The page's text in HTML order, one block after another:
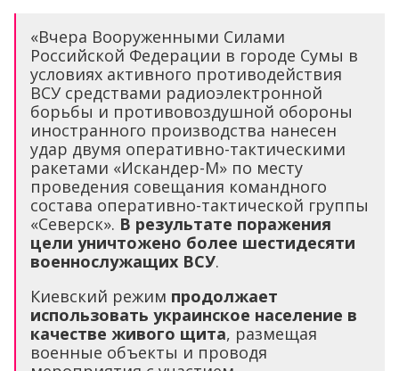
«Вчера Вооруженными Силами
Российской Федерации в городе Сумы в
условиях активного противодействия
ВСУ средствами радиоэлектронной
борьбы и противовоздушной обороны
иностранного производства нанесен
удар двумя оперативно-тактическими
ракетами «Искандер-М» по месту
проведения совещания командного
состава оперативно-тактической группы
«Северск». В результате поражения
цели уничтожено более шестидесяти
военнослужащих ВСУ.
Киевский режим продолжает
использовать украинское население в
качестве живого щита, размещая
военные объекты и проводя